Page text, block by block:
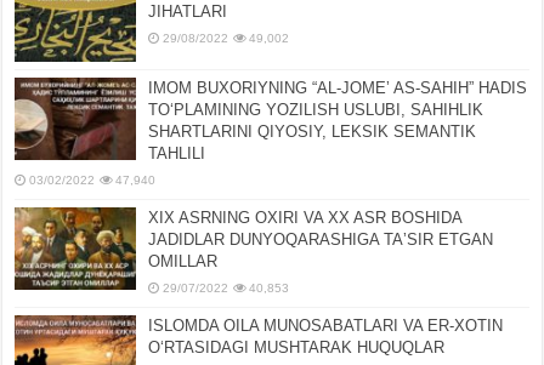
JIHATLARI
29/08/2022 49,002
IMOM BUXORIYNING “AL-JOMEʼ AS-SAHIH” HADIS
TOʻPLAMINING YOZILISH USLUBI, SAHIHLIK
SHARTLARINI QIYOSIY, LЕKSIK SЕMANTIK
TAHLILI
03/02/2022 47,940
XIX ASRNING OXIRI VA XX ASR BOSHIDA
JADIDLAR DUNYOQARASHIGA TAʼSIR ETGAN
OMILLAR
29/07/2022 40,853
ISLOMDA OILA MUNOSABATLARI VA ER-XOTIN
OʻRTASIDAGI MUSHTARAK HUQUQLAR